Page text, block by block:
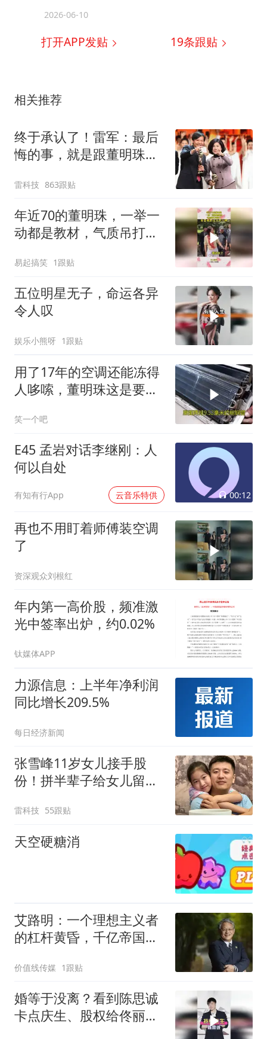
2026-06-10
打开APP发贴 19条跟贴
相关推荐
终于承认了！雷军：最后
悔的事，就是跟董明珠打
雷科技 863跟贴
年近70的董明珠，一举一
动都是教材，气质吊打同
易起搞笑 1跟贴
五位明星无子，命运各异
令人叹
娱乐小熊呀 1跟贴
用了17年的空调还能冻得
人哆嗦，董明珠这是要革
笑一个吧
E45 孟岩对话李继刚：人
何以自处
有知有行App 云音乐特供 00:12
再也不用盯着师傅装空调
了
资深观众刘根红
年内第一高价股，频准激
光中签率出炉，约0.02%
钛媒体APP
力源信息：上半年净利润
同比增长209.5%
每日经济新闻
张雪峰11岁女儿接手股
份！拼半辈子给女儿留底
雷科技 55跟贴
天空硬糖消
艾路明：一个理想主义者
的杠杆黄昏，千亿帝国易
价值线传媒 1跟贴
婚等于没离？看到陈思诚
卡点庆生、股权给佟丽